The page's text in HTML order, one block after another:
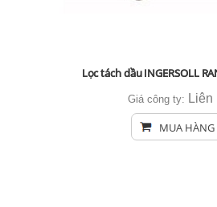
Lọc tách dầu INGERSOLL
Giá công ty: Liên
MUA HÀNG